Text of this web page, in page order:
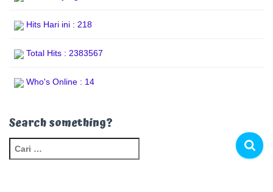
Hits Hari ini : 218
Total Hits : 2383567
Who's Online : 14
Search something?
a